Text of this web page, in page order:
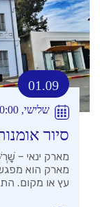
01.09
שלישי, 10:00
סיור
מארק ינאי –
מארק הוא
עץ או מקום.